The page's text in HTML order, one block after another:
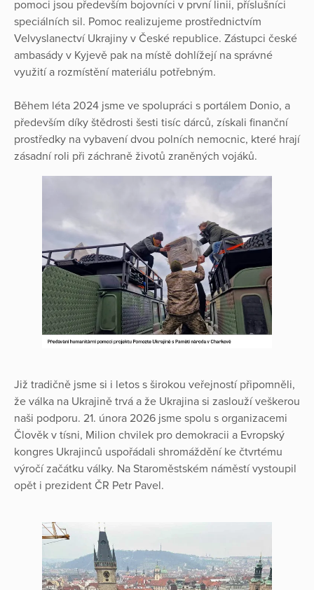
pomoci jsou především bojovníci v první linii, příslušníci
speciálních sil. Pomoc realizujeme prostřednictvím
Velvyslanectví Ukrajiny v České republice. Zástupci české
ambasády v Kyjevě pak na místě dohlížejí na správné
využití a rozmístění materiálu potřebným.
Během léta 2024 jsme ve spolupráci s portálem Donio, a
především díky štědrosti šesti tisíc dárců, získali finanční
prostředky na vybavení dvou polních nemocnic, které hrají
zásadní roli při záchraně životů zraněných vojáků.
Již tradičně jsme si i letos s širokou veřejností připomněli,
že válka na Ukrajině trvá a že Ukrajina si zaslouží veškerou
naši podporu. 21. února 2026 jsme spolu s organizacemi
Člověk v tísni, Milion chvilek pro demokracii a Evropský
kongres Ukrajinců uspořádali shromáždění ke čtvrtému
výročí začátku války. Na Staroměstském náměstí vystoupil
opět i prezident ČR Petr Pavel.